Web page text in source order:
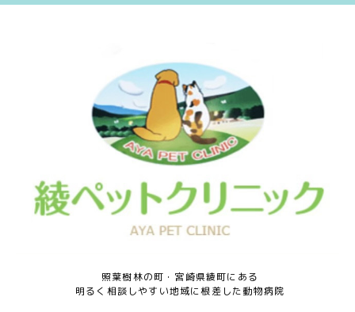
照葉樹林の町・宮崎県綾町にある
明るく相談しやすい地域に根差した動物病院